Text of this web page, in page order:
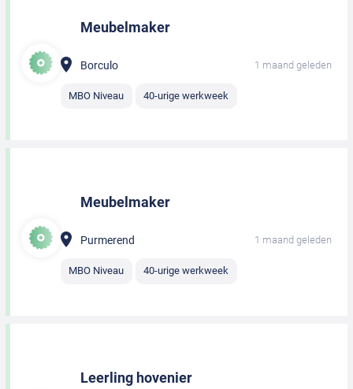
Meubelmaker
Borculo 1 maand geleden
MBO Niveau 40-urige werkweek
Meubelmaker
Purmerend 1 maand geleden
MBO Niveau 40-urige werkweek
Leerling hovenier